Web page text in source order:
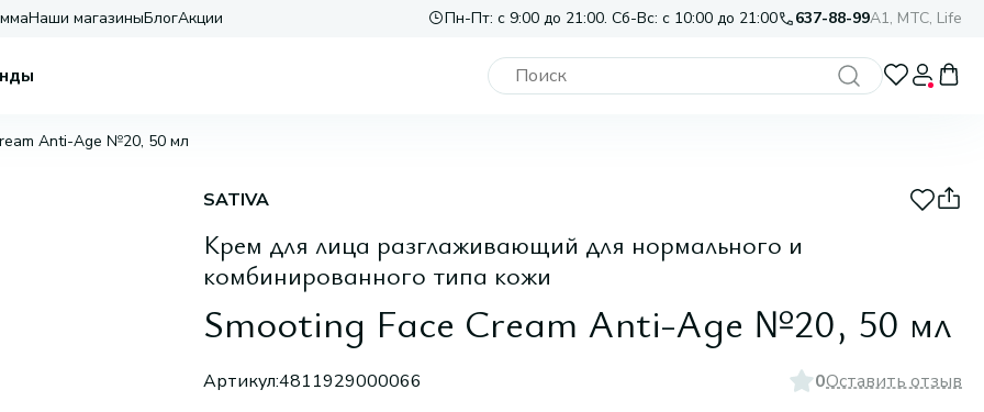
Наши магазиныБлогАкции Пн-Пт: с 9:00 до 21:00. Сб-Вс: с 10:00 до 21:00 637-88-99A1, МТС, Life
Anti-Age №20, 50 мл
SATIVA
Крем для лица разглаживающий для нормального и
комбинированного типа кожи
Smooting Face Cream Anti-Age №20, 50 мл
Артикул:4811929000066 0Оставить отзыв